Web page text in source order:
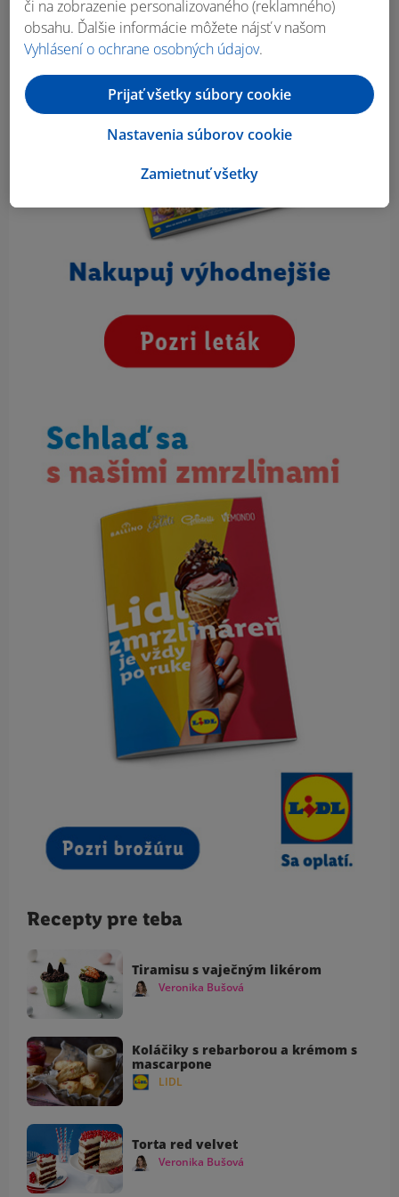
Recepty pre teba
Tiramisu s vaječným likérom
Veronika Bušová
Koláčiky s rebarborou a krémom s
mascarpone
LIDL
Torta red velvet
Veronika Bušová
či na zobrazenie personalizovaného (reklamného)
obsahu. Ďalšie informácie môžete nájsť v našom
Vyhlásení o ochrane osobných údajov.
Zamietnuť všetky
Nastavenia súborov cookie
Prijať všetky súbory cookie